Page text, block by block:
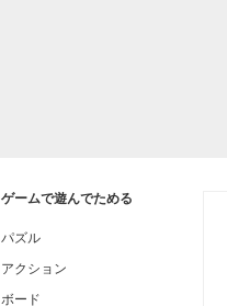
ゲームで遊んでためる
パズル
アクション
ボード